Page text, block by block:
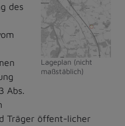
Lageplan (nicht
maßstäblich)
des
Abs.
Träger öffent-licher